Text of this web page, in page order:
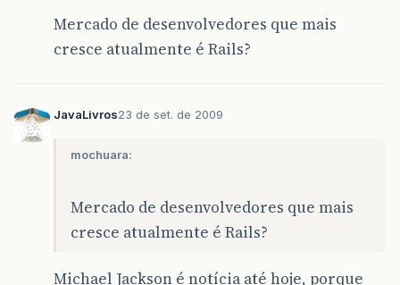
Mercado de desenvolvedores que mais
cresce atualmente é Rails?
JavaLivros23 de set. de 2009
mochuara:
Mercado de desenvolvedores que mais
cresce atualmente é Rails?
Michael Jackson é notícia até hoje, porque